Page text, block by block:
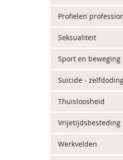
Profielen
Seksualiteit
Sport en beweging
Suïcide -
Thuisloosheid
Vrijetijdsbesteding
Werkvelden